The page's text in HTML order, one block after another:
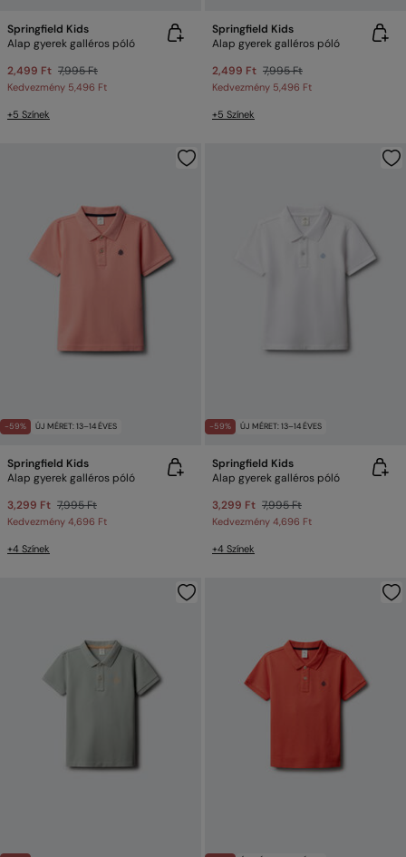
Springfield Kids
Alap gyerek galléros póló
2,499 Ft 7,995 Ft
Kedvezmény 5,496 Ft
+5 Színek
Springfield Kids
Alap gyerek galléros póló
2,499 Ft 7,995 Ft
Kedvezmény 5,496 Ft
+5 Színek
-59% ÚJ MÉRET: 13–14 ÉVES
Springfield Kids
Alap gyerek galléros póló
3,299 Ft 7,995 Ft
Kedvezmény 4,696 Ft
+4 Színek
-59% ÚJ MÉRET: 13–14 ÉVES
Springfield Kids
Alap gyerek galléros póló
3,299 Ft 7,995 Ft
Kedvezmény 4,696 Ft
+4 Színek